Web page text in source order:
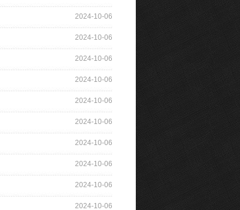
2024-10-06
2024-10-06
2024-10-06
2024-10-06
2024-10-06
2024-10-06
2024-10-06
2024-10-06
2024-10-06
2024-10-06